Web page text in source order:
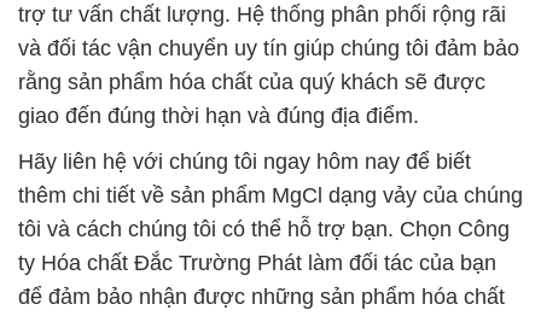
trợ tư vấn chất lượng. Hệ thống phân phối rộng rãi
và đối tác vận chuyển uy tín giúp chúng tôi đảm bảo
rằng sản phẩm hóa chất của quý khách sẽ được
giao đến đúng thời hạn và đúng địa điểm.
Hãy liên hệ với chúng tôi ngay hôm nay để biết
thêm chi tiết về sản phẩm MgCl dạng vảy của chúng
tôi và cách chúng tôi có thể hỗ trợ bạn. Chọn Công
ty Hóa chất Đắc Trường Phát làm đối tác của bạn
để đảm bảo nhận được những sản phẩm hóa chất